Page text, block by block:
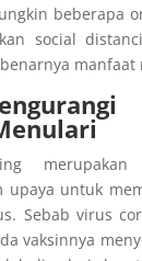
beberapa
social
manfaat
upaya untuk
Sebab virus
vaksinnya